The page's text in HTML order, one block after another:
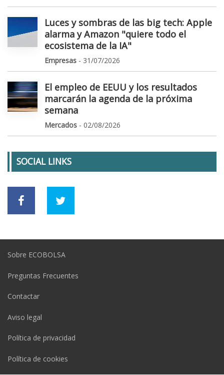
Luces y sombras de las big tech: Apple
alarma y Amazon "quiere todo el
ecosistema de la IA"
Empresas - 31/07/2026
El empleo de EEUU y los resultados
marcarán la agenda de la próxima
semana
Mercados - 02/08/2026
SOCIAL LINKS
Sobre ECOBOLSA
Preguntas Frecuentes
Contactar
Aviso legal
Política de privacidad
Política de cookies